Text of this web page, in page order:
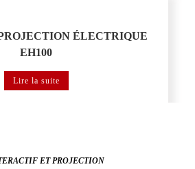
ÉLECTRIQUE
EH100
Lire la suite
ET PROJECTION